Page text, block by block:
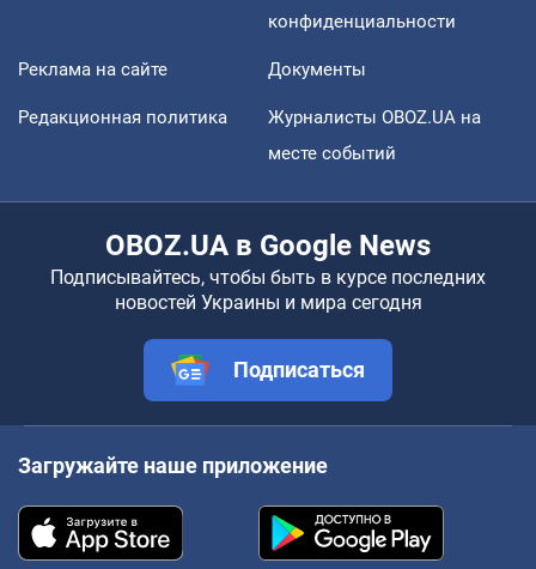
конфиденциальности
Реклама на сайте Документы
Редакционная политика
Журналисты OBOZ.UA на
месте событий
OBOZ.UA в Google News
Подписывайтесь, чтобы быть в курсе последних
новостей Украины и мира сегодня
Подписаться
Загружайте наше приложение